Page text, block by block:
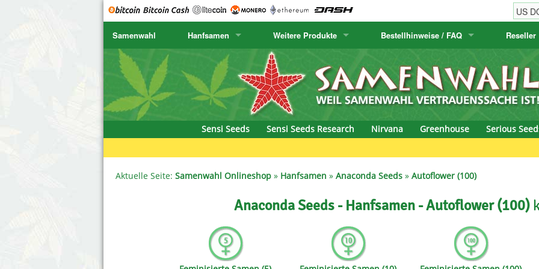
Samenwahl Hanfsamen
SENSI SEEDS
SENSI SEEDS RESEARCH
NIRVANA
SERIOUS SEEDS
CBD Crew
Chronic & Caviar
Delicious Seeds
Dr. Underground Seeds
Dutch Passion
Exotic Seeds
Humboldt Seed Company
Humboldt Seeds
Kannabia
K.C. Brains
La Semilla Automatica
Positronics
Prana Medical
Royal Queen
Samsara Seeds
Seedsman
Weitere Produkte
Kakteensamen
Kanarische Flora
Bestellhinweise / FAQ
Bestellhinweise
Versandhinweise
Reseller
E-MAIL
PASSWORT
Sensi Seeds Sensi Seeds Research Nirvana Greenhouse Serious
Aktuelle Seite: Samenwahl Onlineshop » Hanfsamen » Anaconda Seeds » Autoflower (100)
Anaconda Seeds - Hanfsamen - Autoflower (100)